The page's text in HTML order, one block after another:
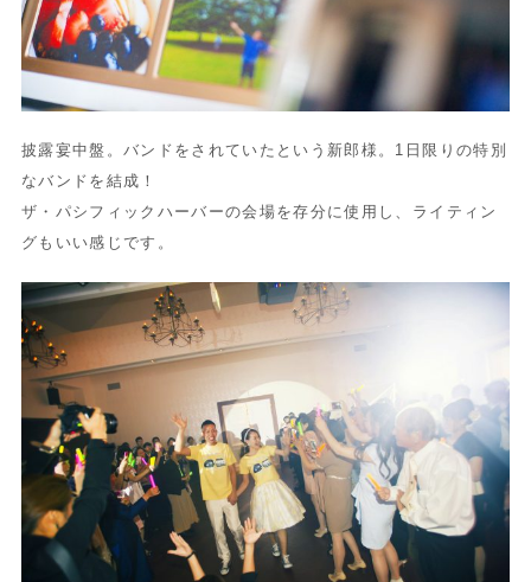
披露宴中盤。バンドをされていたという新郎様。1日限りの特別
なバンドを結成！
ザ・パシフィックハーバーの会場を存分に使用し、ライティン
グもいい感じです。